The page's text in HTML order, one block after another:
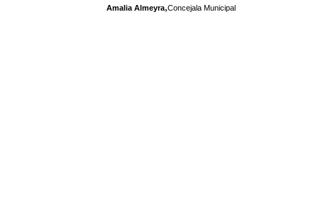
Amalia Almeyra,Concejala Municipal